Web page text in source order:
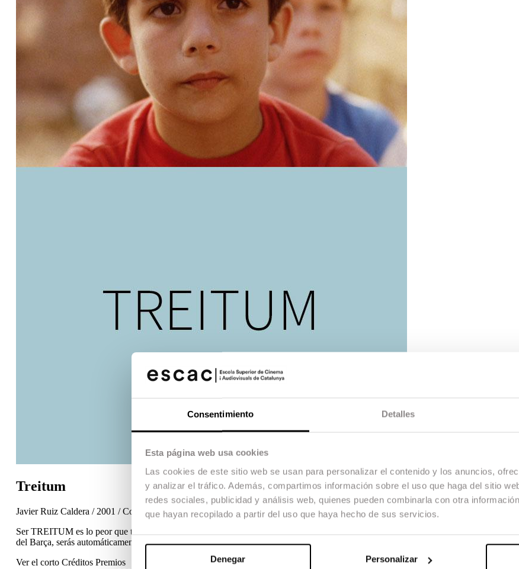
Consentimiento Detalles
Esta página web usa cookies
Las cookies de este sitio web se usan para personalizar el contenido y los anuncios,
y analizar el tráfico. Además, compartimos información sobre el uso que haga del sitio
redes sociales, publicidad y análisis web, quienes pueden combinarla con otra
que hayan recopilado a partir del uso que haya hecho de sus servicios.
Denegar Personalizar
Treitum
Javier Ruiz Caldera / 2001 / Comedia / Cortometraje / TFG
Ser TREITUM es lo peor que te puede pasar y Blas, un niño de 10 años, vive atemorizado por ello. El Jose, líder indiscutible de la
del Barça, serás automáticamente considerado TREITUM con las consecuencias que esto acarrea…
Ver el corto Créditos Premios